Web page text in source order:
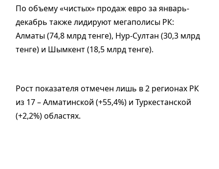
По объему «чистых» продаж евро за январь-
декабрь также лидируют мегаполисы РК:
Алматы (74,8 млрд тенге), Нур-Султан (30,3 млрд
тенге) и Шымкент (18,5 млрд тенге).
Рост показателя отмечен лишь в 2 регионах РК
из 17 – Алматинской (+55,4%) и Туркестанской
(+2,2%) областях.